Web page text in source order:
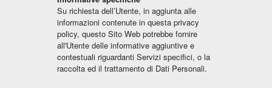
Su richiesta dell’Utente, in aggiunta alle
informazioni contenute in questa privacy
policy, questo Sito Web potrebbe fornire
all'Utente delle informative aggiuntive e
contestuali riguardanti Servizi specifici, o la
raccolta ed il trattamento di Dati Personali.